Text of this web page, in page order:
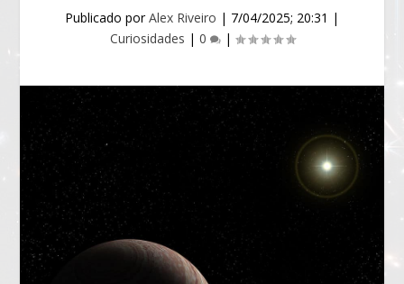
Publicado porAlex Riveiro | 7/04/2025; 20:31 |
Curiosidades | 0 |